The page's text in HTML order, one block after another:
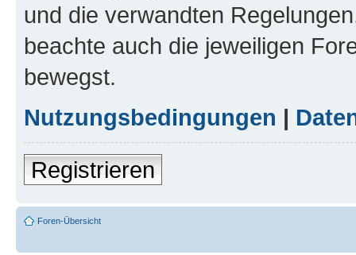
und die verwandten
beachte auch die jeweiligen
bewegst.
Nutzungsbedingungen |
Registrieren
Foren-Übersicht